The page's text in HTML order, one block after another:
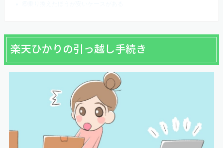
楽天ひかりの引っ越し手続き